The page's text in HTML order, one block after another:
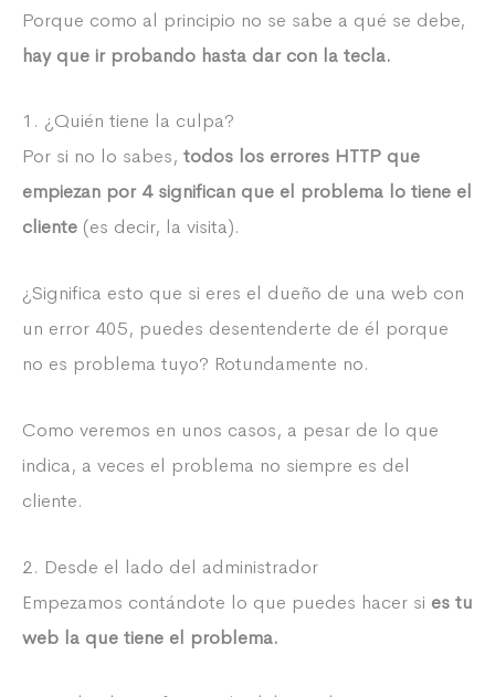
Porque como al principio no se sabe a qué se debe,
hay que ir probando hasta dar con la tecla.
1. ¿Quién tiene la culpa?
Por si no lo sabes, todos los errores HTTP que
empiezan por 4 significan que el problema lo tiene el
cliente (es decir, la visita).
¿Significa esto que si eres el dueño de una web con
un error 405, puedes desentenderte de él porque
no es problema tuyo? Rotundamente no.
Como veremos en unos casos, a pesar de lo que
indica, a veces el problema no siempre es del
cliente.
2. Desde el lado del administrador
Empezamos contándote lo que puedes hacer si es tu
web la que tiene el problema.